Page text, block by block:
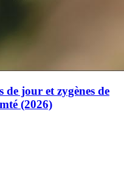
de jour et zygènes de
(2026)